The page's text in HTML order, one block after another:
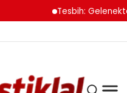
Tesbih: Gelenekten